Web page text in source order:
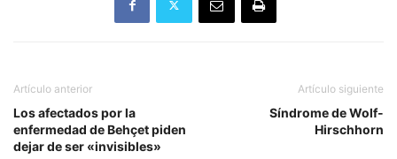
Artículo anterior
Los afectados por la
enfermedad de Behçet piden
dejar de ser «invisibles»
Artículo siguiente
Síndrome de Wolf-
Hirschhorn